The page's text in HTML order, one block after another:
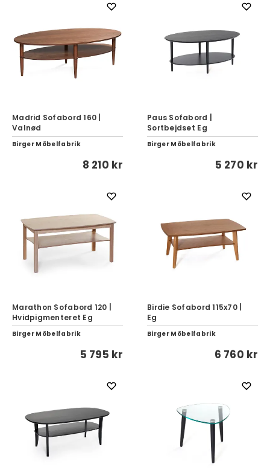
Madrid Sofabord 160 |
Valnød
Birger Möbelfabrik
8 210 kr
Paus Sofabord |
Sortbejdset Eg
Birger Möbelfabrik
5 270 kr
Marathon Sofabord 120 |
Hvidpigmenteret Eg
Birger Möbelfabrik
5 795 kr
Birdie Sofabord 115x70 |
Eg
Birger Möbelfabrik
6 760 kr